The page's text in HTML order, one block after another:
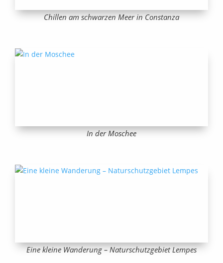
Chillen am schwarzen Meer in Constanza
In der Moschee
Eine kleine Wanderung – Naturschutzgebiet Lempes